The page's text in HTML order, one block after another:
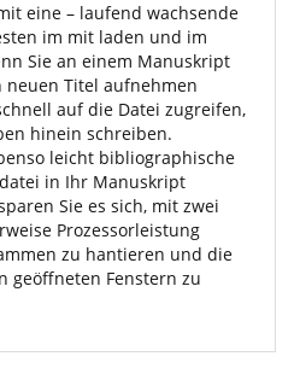
eine – laufend wachsende
im mit laden und im
Sie an einem Manuskript
neuen Titel aufnehmen
auf die Datei zugreifen,
hinein schreiben.
leicht bibliographische
in Ihr Manuskript
Sie es sich, mit zwei
Prozessorleistung
zu hantieren und die
geöffneten Fenstern zu